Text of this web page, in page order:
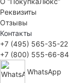
Реквизиты
Отзывы
Контакты
+7 (495) 565-35-22
+7 (800) 555-66-84
WhatsApp